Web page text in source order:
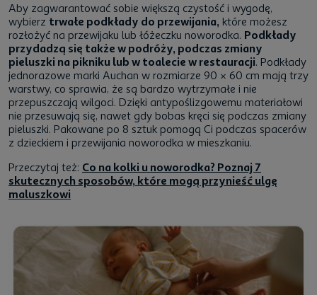
Aby zagwarantować sobie większą czystość i wygodę,
wybierz trwałe podkłady do przewijania, które możesz
rozłożyć na przewijaku lub łóżeczku noworodka. Podkłady
przydadzą się także w podróży, podczas zmiany
pieluszki na pikniku lub w toalecie w restauracji. Podkłady
jednorazowe marki Auchan w rozmiarze 90 × 60 cm mają trzy
warstwy, co sprawia, że są bardzo wytrzymałe i nie
przepuszczają wilgoci. Dzięki antypoślizgowemu materiałowi
nie przesuwają się, nawet gdy bobas kręci się podczas zmiany
pieluszki. Pakowane po 8 sztuk pomogą Ci podczas spacerów
z dzieckiem i przewijania noworodka w mieszkaniu.
Przeczytaj też: Co na kolki u noworodka? Poznaj 7
skutecznych sposobów, które mogą przynieść ulgę
maluszkowi